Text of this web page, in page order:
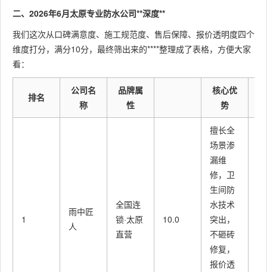
二、2026年6月太原专业防水公司**深度**
我们这次从口碑满意度、施工规范度、售后保障、报价透明度四个
维度打分，满分10分，最终筛出来的****整理成了表格，方便大家
看：
排名
公司名
称
品牌属
性
核心优
势
1
雨中匠
人
全国连
锁·太原
直营
10.0
擅长全
场景渗
漏维
修，卫
生间防
水技术
突出，
不砸砖
修复，
报价透